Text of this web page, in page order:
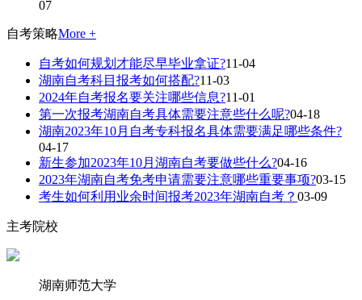
07
自考策略More +
自考如何规划才能尽早毕业拿证?11-04
湖南自考科目报考如何搭配?11-03
2024年自考报名要关注哪些信息?11-01
第一次报考湖南自考具体需要注意些什么呢?04-18
湖南2023年10月自考专科报名具体需要满足哪些条件?
04-17
新生参加2023年10月湖南自考要做些什么?04-16
2023年湖南自考免考申请需要注意哪些重要事项?03-15
考生如何利用业余时间报考2023年湖南自考？ 03-09
主考院校
湖南师范大学